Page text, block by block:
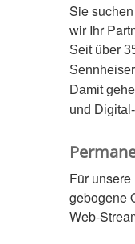
Sie
wir Ihr
Seit über
Damit
und
Für
gebogene
Web-